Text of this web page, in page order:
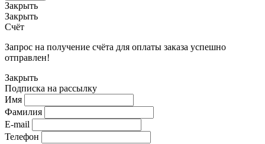
Закрыть
Закрыть
Счёт
Запрос на получение счёта для оплаты заказа успешно
отправлен!
Закрыть
Подписка на рассылку
Имя
Фамилия
E-mail
Телефон